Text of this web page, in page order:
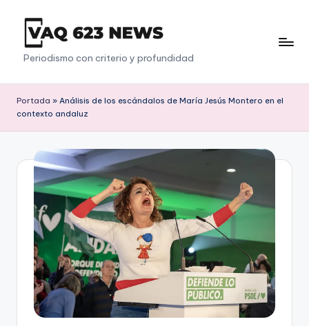
Saltar
contenido
V
a
q
6
3
Periodismo con criterio y profundidad
Portada » Análisis de los escándalos de María Jesús Montero en el
contexto andaluz